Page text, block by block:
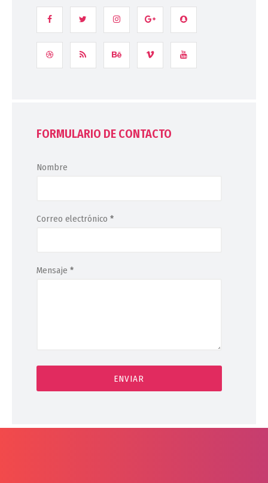
FORMULARIO DE CONTACTO
Nombre
Correo electrónico *
Mensaje *